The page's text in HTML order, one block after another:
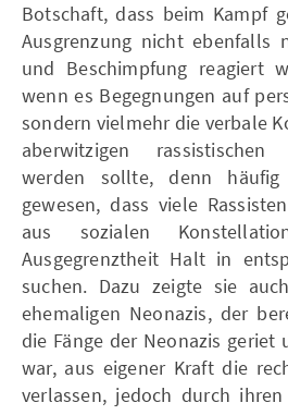
Botschaft, dass beim Kampf
Ausgrenzung nicht ebenfalls
und Beschimpfung reagiert
wenn es Begegnungen auf
sondern vielmehr die verbale
aberwitzigen
werden sollte, denn
gewesen, dass viele
aus sozialen
Ausgegrenztheit Halt in
suchen. Dazu zeigte sie
ehemaligen Neonazis, der
die Fänge der Neonazis
war, aus eigener Kraft die
verlassen, jedoch durch